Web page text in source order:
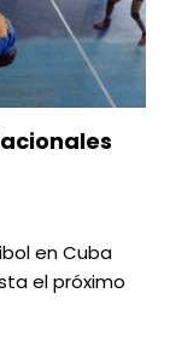
en Cuba
el próximo